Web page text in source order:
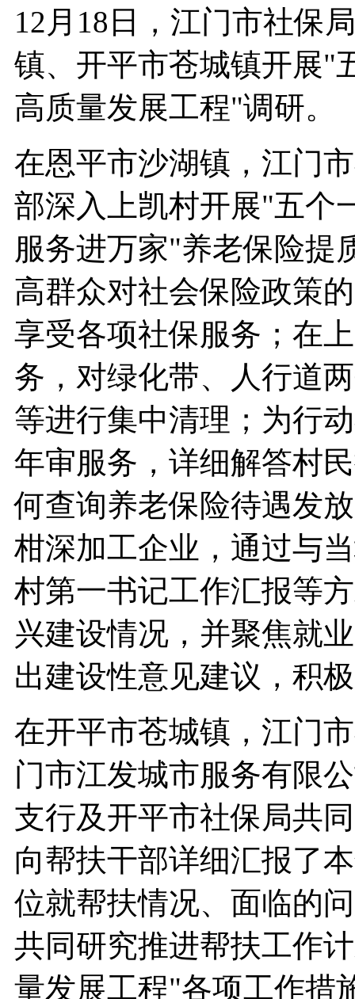
12月18日，江门市社保
镇、开平市苍城镇开展"
高质量发展工程"调研。
在恩平市沙湖镇，江门
部深入上凯村开展"五个
服务进万家"养老保险提
高群众对社会保险政策
享受各项社保服务；在
务，对绿化带、人行道
等进行集中清理；为行
年审服务，详细解答村
何查询养老保险待遇发
柑深加工企业，通过与
村第一书记工作汇报等
兴建设情况，并聚焦就
出建设性意见建议，积
在开平市苍城镇，江门
门市江发城市服务有限
支行及开平市社保局共
向帮扶干部详细汇报了
位就帮扶情况、面临的
共同研究推进帮扶工作
量发展工程"各项工作措